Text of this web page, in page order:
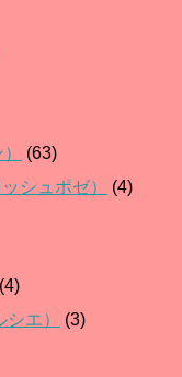
(63)
シュポゼ）
(4)
(4)
エ）
(3)